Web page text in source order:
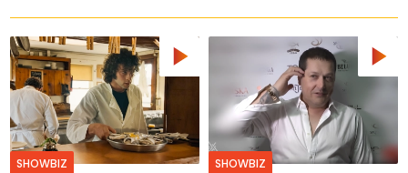
SHOWBIZ SHOWBIZ